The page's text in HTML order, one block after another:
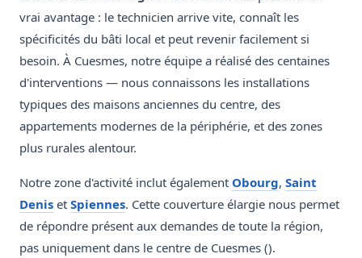
vrai avantage : le technicien arrive vite, connaît les
spécificités du bâti local et peut revenir facilement si
besoin. À Cuesmes, notre équipe a réalisé des centaines
d'interventions — nous connaissons les installations
typiques des maisons anciennes du centre, des
appartements modernes de la périphérie, et des zones
plus rurales alentour.
Notre zone d'activité inclut également Obourg, Saint
Denis et Spiennes. Cette couverture élargie nous permet
de répondre présent aux demandes de toute la région,
pas uniquement dans le centre de Cuesmes ().